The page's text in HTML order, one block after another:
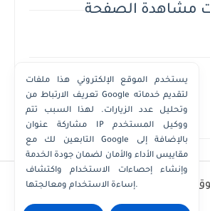
مشاهدة الصفحة
Powered by Translate
محفوظة © أفضل - أسعار - أرقام
يستخدم الموقع الإلكتروني هذا ملفات
تعريف الارتباط من Google لتقديم خدماته
وتحليل عدد الزيارات. لهذا السبب تتم
مشاركة عنوان IP ووكيل المستخدم
التابعين لك مع Google بالإضافة إلى
مقاييس الأداء والأمان لضمان جودة الخدمة
وإنشاء إحصاءات الاستخدام واكتشاف
إساءة الاستخدام ومعالجتها.